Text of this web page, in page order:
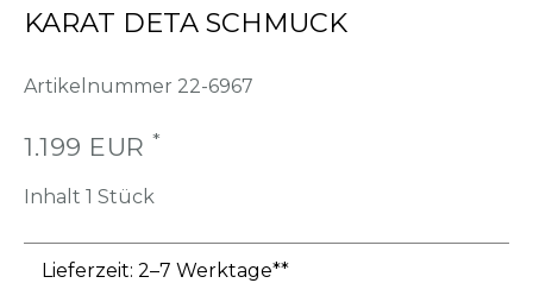
KARAT DETA SCHMUCK
Artikelnummer 22-6967
1.199 EUR *
Inhalt 1 Stück
Lieferzeit: 2–7 Werktage**